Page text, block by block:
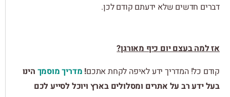
דברים חדשים שלא ידעתם קודם לכן.
אז למה בעצם יום כיף מאורגן?
קודם כל! המדריך ידע לאיפה לקחת אתכם! מדריך מוסמך הינו
בעל ידע רב על אתרים ומסלולים בארץ ויוכל לסייע לכם